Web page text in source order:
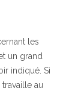
les
un grand
indiqué. Si
au